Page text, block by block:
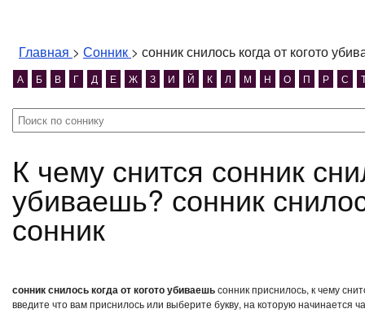
Главная > Сонник > сонник снилось когда от когото
А Б В Г Д Е Ж З И Й К Л М Н О П Р С
К чему снится сонник снилось когда от когото
убиваешь? сонник
сонник
сонник снилось когда от когото убиваешьсонник приснилось, к чему
введите что вам приснилось или выберите букву, на которую начинается